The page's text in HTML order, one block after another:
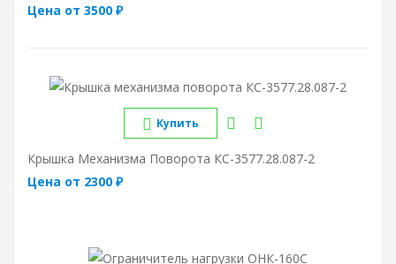
Цена от 3500 ₽
Купить
Крышка Механизма Поворота КС-3577.28.087-2
Цена от 2300 ₽